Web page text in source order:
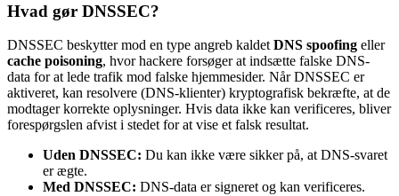
Hvad gør DNSSEC?
DNSSEC beskytter mod en type angreb kaldetDNS spoofing eller
cache poisoning, hvor hackere forsøger at indsætte falske DNS-
data for at lede trafik mod falske hjemmesider. Når DNSSEC er
aktiveret, kan resolvere (DNS-klienter) kryptografisk bekræfte, at de
modtager korrekte oplysninger. Hvis data ikke kan verificeres, bliver
forespørgslen afvist i stedet for at vise et falsk resultat.
Uden DNSSEC: Du kan ikke være sikker på, at DNS-svaret
er ægte.
Med DNSSEC: DNS-data er signeret og kan verificeres.